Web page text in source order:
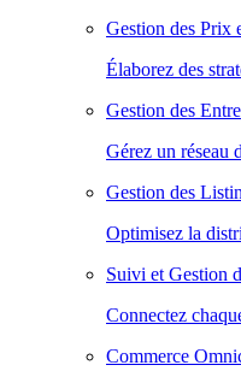
Gestion des Prix
Élaborez des
Gestion des
Gérez un réseau
Gestion des
Optimisez la
Suivi et Gestion
Connectez
Commerce